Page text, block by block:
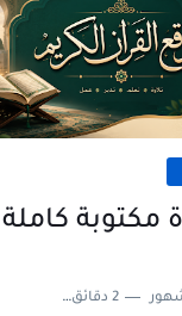
2 دقائق للقراءة